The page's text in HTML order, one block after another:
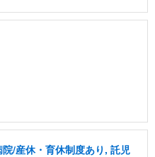
院/産休・育休制度あり, 託児